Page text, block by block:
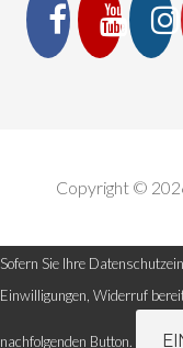
Copyright ©
Sofern Sie Ihre
Einwilligungen, Widerruf
nachfolgenden Button.